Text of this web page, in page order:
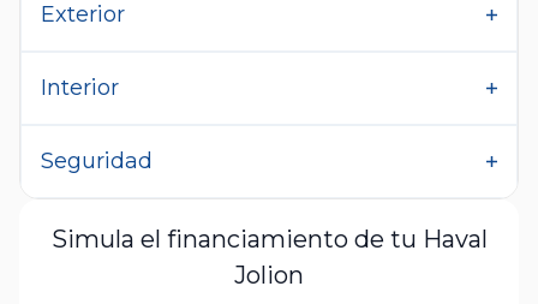
Exterior
Interior
Seguridad
Simula el financiamiento de tu Haval
Jolion